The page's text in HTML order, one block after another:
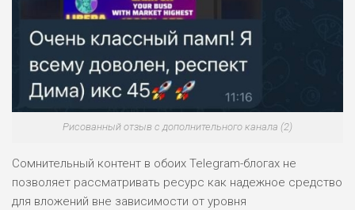
БЮДЖЕТ: НИЗКИЙ
ВСЕМ
РИСКИ: НИЗКИЕ
БЮДЖЕТ: НИЗКИЙ
Рисованный отзыв с дополнительного канала (2)
Сомнительный контент в обоих Telegram-блогах не
позволяет рассматривать ресурс как надежное средство
для вложений вне зависимости от уровня